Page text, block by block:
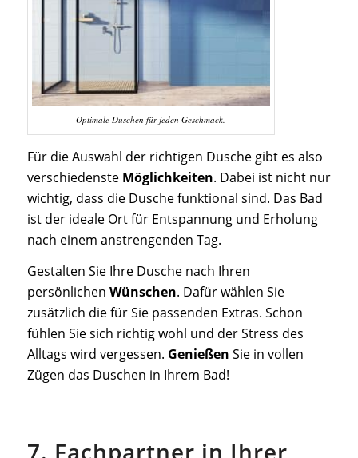
Optimale Duschen für jeden Geschmack.
Für die Auswahl der richtigen Dusche gibt es also
verschiedenste Möglichkeiten. Dabei ist nicht nur
wichtig, dass die Dusche funktional sind. Das Bad
ist der ideale Ort für Entspannung und Erholung
nach einem anstrengenden Tag.
Gestalten Sie Ihre Dusche nach Ihren
persönlichen Wünschen. Dafür wählen Sie
zusätzlich die für Sie passenden Extras. Schon
fühlen Sie sich richtig wohl und der Stress des
Alltags wird vergessen. Genießen Sie in vollen
Zügen das Duschen in Ihrem Bad!